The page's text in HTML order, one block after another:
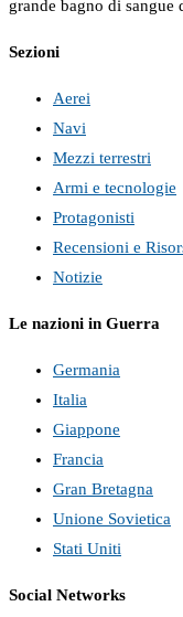
grande bagno di sangue
Sezioni
Aerei
Navi
Mezzi terrestri
Armi e tecnologie
Protagonisti
Recensioni e
Notizie
Le nazioni in Guerra
Germania
Italia
Giappone
Francia
Gran Bretagna
Unione Sovietica
Stati Uniti
Social Networks